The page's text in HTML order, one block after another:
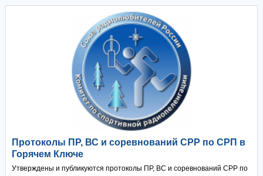
Протоколы ПР, ВС и соревнований СРР по СРП в
Горячем Ключе
Утверждены и публикуются протоколы ПР, ВС и соревнований СРР по